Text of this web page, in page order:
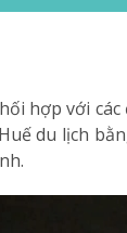
hợp với
du lịch